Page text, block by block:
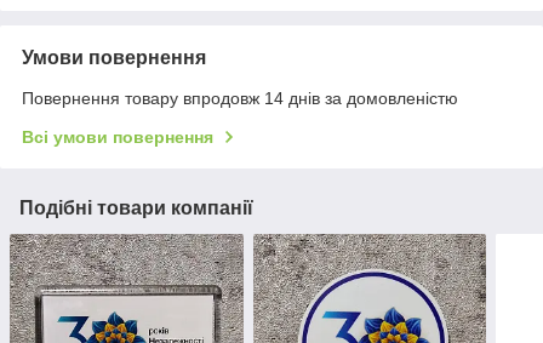
Умови повернення
Повернення товару впродовж 14 днів за домовленістю
Всі умови повернення
Подібні товари компанії